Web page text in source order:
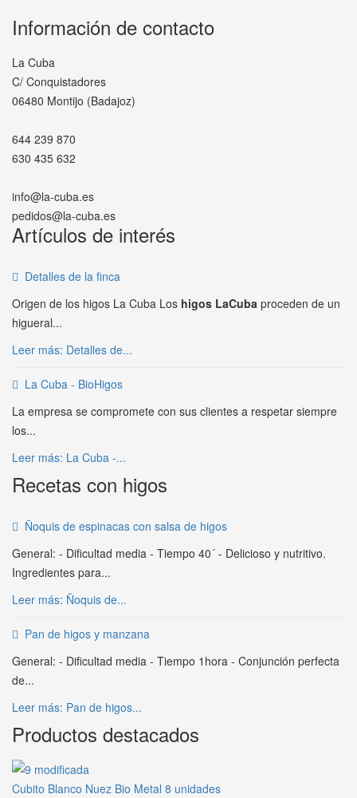
Información de contacto
La Cuba
C/ Conquistadores
06480 Montijo (Badajoz)
644 239 870
630 435 632
info@la-cuba.es
pedidos@la-cuba.es
Artículos de interés
Detalles de la finca
Origen de los higos La Cuba Los higos LaCuba proceden de un
higueral...
Leer más: Detalles de...
La Cuba - BioHigos
La empresa se compromete con sus clientes a respetar siempre
los...
Leer más: La Cuba -...
Recetas con higos
Ñoquis de espinacas con salsa de higos
General: - Dificultad media - Tiempo 40´ - Delicioso y nutritivo.
Ingredientes para...
Leer más: Ñoquis de...
Pan de higos y manzana
General: - Dificultad media - Tiempo 1hora - Conjunción perfecta
de...
Leer más: Pan de higos...
Productos destacados
Cubito Blanco Nuez Bio Metal 8 unidades